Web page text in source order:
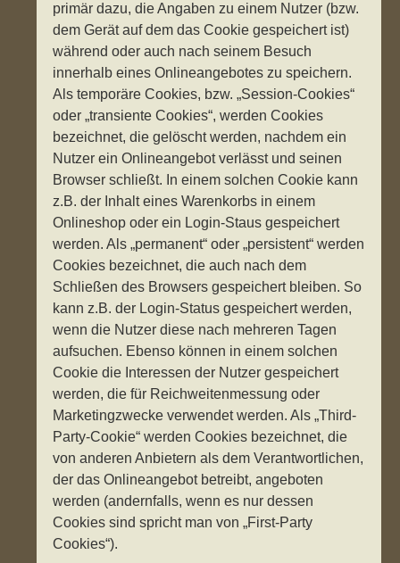
primär dazu, die Angaben zu einem Nutzer (bzw.
dem Gerät auf dem das Cookie gespeichert ist)
während oder auch nach seinem Besuch
innerhalb eines Onlineangebotes zu speichern.
Als temporäre Cookies, bzw. „Session-Cookies“
oder „transiente Cookies“, werden Cookies
bezeichnet, die gelöscht werden, nachdem ein
Nutzer ein Onlineangebot verlässt und seinen
Browser schließt. In einem solchen Cookie kann
z.B. der Inhalt eines Warenkorbs in einem
Onlineshop oder ein Login-Staus gespeichert
werden. Als „permanent“ oder „persistent“ werden
Cookies bezeichnet, die auch nach dem
Schließen des Browsers gespeichert bleiben. So
kann z.B. der Login-Status gespeichert werden,
wenn die Nutzer diese nach mehreren Tagen
aufsuchen. Ebenso können in einem solchen
Cookie die Interessen der Nutzer gespeichert
werden, die für Reichweitenmessung oder
Marketingzwecke verwendet werden. Als „Third-
Party-Cookie“ werden Cookies bezeichnet, die
von anderen Anbietern als dem Verantwortlichen,
der das Onlineangebot betreibt, angeboten
werden (andernfalls, wenn es nur dessen
Cookies sind spricht man von „First-Party
Cookies“).